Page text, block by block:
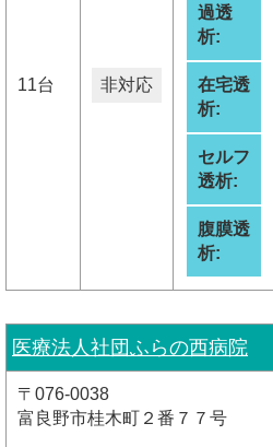
11台 非対応
過透
析:
在宅透
析:
セルフ
透析:
腹膜透
析:
医療法人社団ふらの西病院
〒076-0038
富良野市桂木町２番７７号